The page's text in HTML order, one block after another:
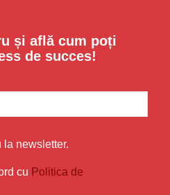
și află cum poți
de succes!
la newsletter.
cu Politica de